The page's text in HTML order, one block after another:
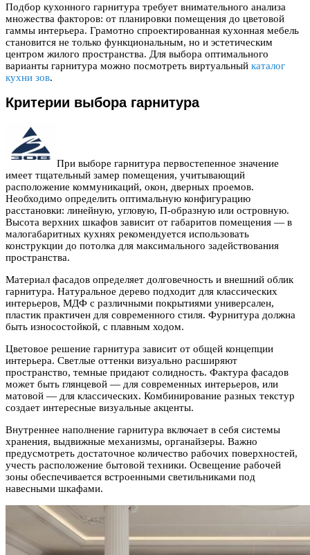
Подбор кухонного гарнитура требует внимательного анализа
множества факторов: от планировки помещения до цветовой
гаммы интерьера. Грамотно спроектированная кухонная мебель
становится не только функциональным, но и эстетическим
центром жилого пространства. Для выбора оптимального
варианты гарнитура можно посмотреть виртуальный каталог
кухни зов.
Критерии выбора гарнитура
При выборе гарнитура первостепенное значение
имеет тщательный замер помещения, учитывающий
расположение коммуникаций, окон, дверных проемов.
Необходимо определить оптимальную конфигурацию
расстановки: линейную, угловую, П-образную или островную.
Высота верхних шкафов зависит от габаритов помещения — в
малогабаритных кухнях рекомендуется использовать
конструкции до потолка для максимального задействования
пространства.
Материал фасадов определяет долговечность и внешний облик
гарнитура. Натуральное дерево подходит для классических
интерьеров, МДФ с различными покрытиями универсален,
пластик практичен для современного стиля. Фурнитура должна
быть износостойкой, с плавным ходом.
Цветовое решение гарнитура зависит от общей концепции
интерьера. Светлые оттенки визуально расширяют
пространство, темные придают солидность. Фактура фасадов
может быть глянцевой — для современных интерьеров, или
матовой — для классических. Комбинирование разных текстур
создает интересные визуальные акценты.
Внутреннее наполнение гарнитура включает в себя системы
хранения, выдвижные механизмы, органайзеры. Важно
предусмотреть достаточное количество рабочих поверхностей,
учесть расположение бытовой техники. Освещение рабочей
зоны обеспечивается встроенными светильниками под
навесными шкафами.